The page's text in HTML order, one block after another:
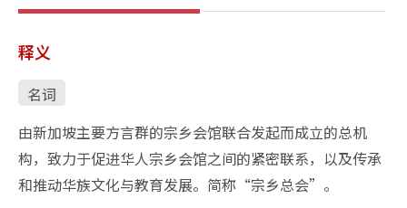
释义
名词
由新加坡主要方言群的宗乡会馆联合发起而成立的总机
构，致力于促进华人宗乡会馆之间的紧密联系，以及传承
和推动华族文化与教育发展。简称“宗乡总会”。